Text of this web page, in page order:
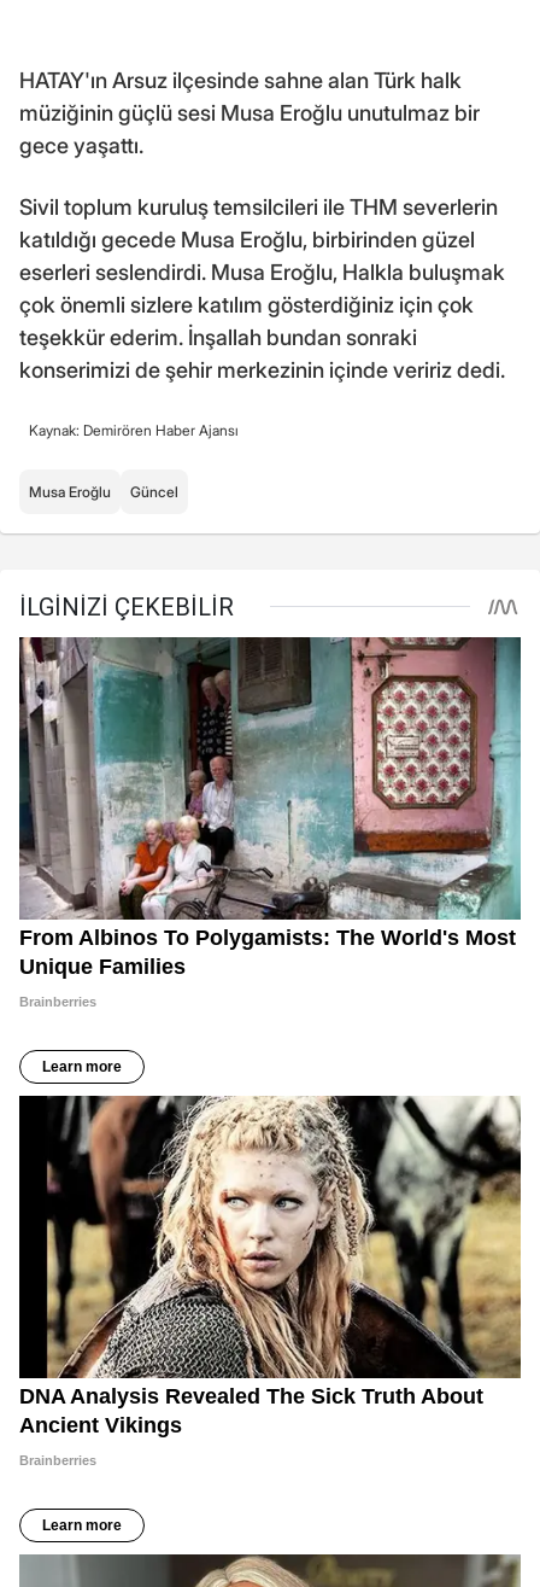
HATAY'ın Arsuz ilçesinde sahne alan Türk halk
müziğinin güçlü sesi Musa Eroğlu unutulmaz bir
gece yaşattı.
Sivil toplum kuruluş temsilcileri ile THM severlerin
katıldığı gecede Musa Eroğlu, birbirinden güzel
eserleri seslendirdi. Musa Eroğlu, Halkla buluşmak
çok önemli sizlere katılım gösterdiğiniz için çok
teşekkür ederim. İnşallah bundan sonraki
konserimizi de şehir merkezinin içinde veririz dedi.
Kaynak: Demirören Haber Ajansı
Musa Eroğlu Güncel